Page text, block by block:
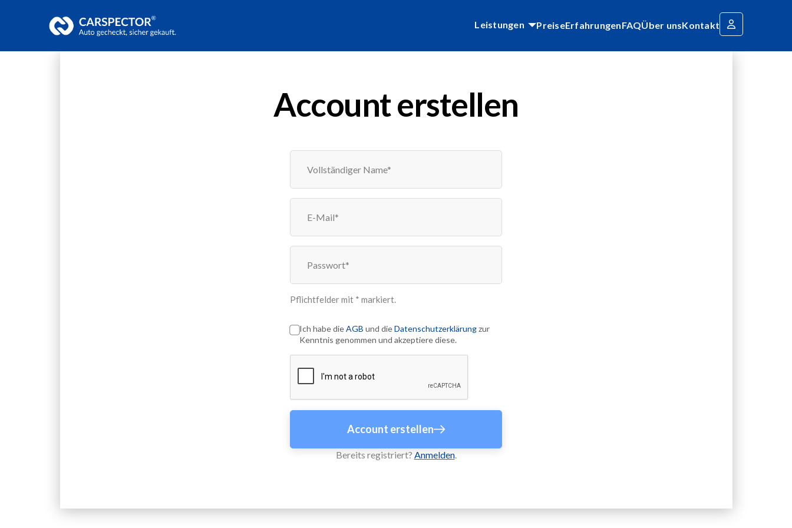
Leistungen PreiseErfahrungenFAQÜber unsKontakt
Account erstellen
Pflichtfelder mit * markiert.
Ich habe dieAGB und dieDatenschutzerklärungzur
Kenntnis genommen und akzeptiere diese.
Account erstellen
Bereits registriert? Anmelden.